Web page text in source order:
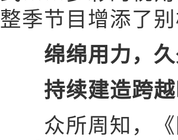
整季节目增添了
绵绵用力，
持续建造跨
众所周知，《